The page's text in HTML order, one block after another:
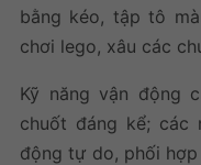
bằng kéo, tập tô
chơi lego, xâu các
Kỹ năng vận động
chuốt đáng kể;
động tự do, phối